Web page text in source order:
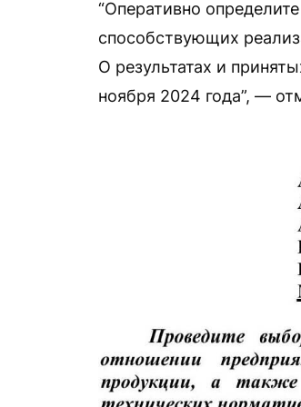
“Оперативно
способствующих
О результатах и
ноября 2024 года”, —